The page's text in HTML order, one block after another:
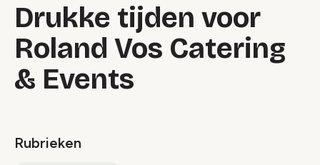
Drukke tijden voor
Roland Vos Catering
& Events
Rubrieken